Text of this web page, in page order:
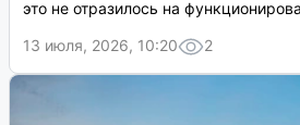
это не отразилось на
13 июля, 2026, 10:20
2